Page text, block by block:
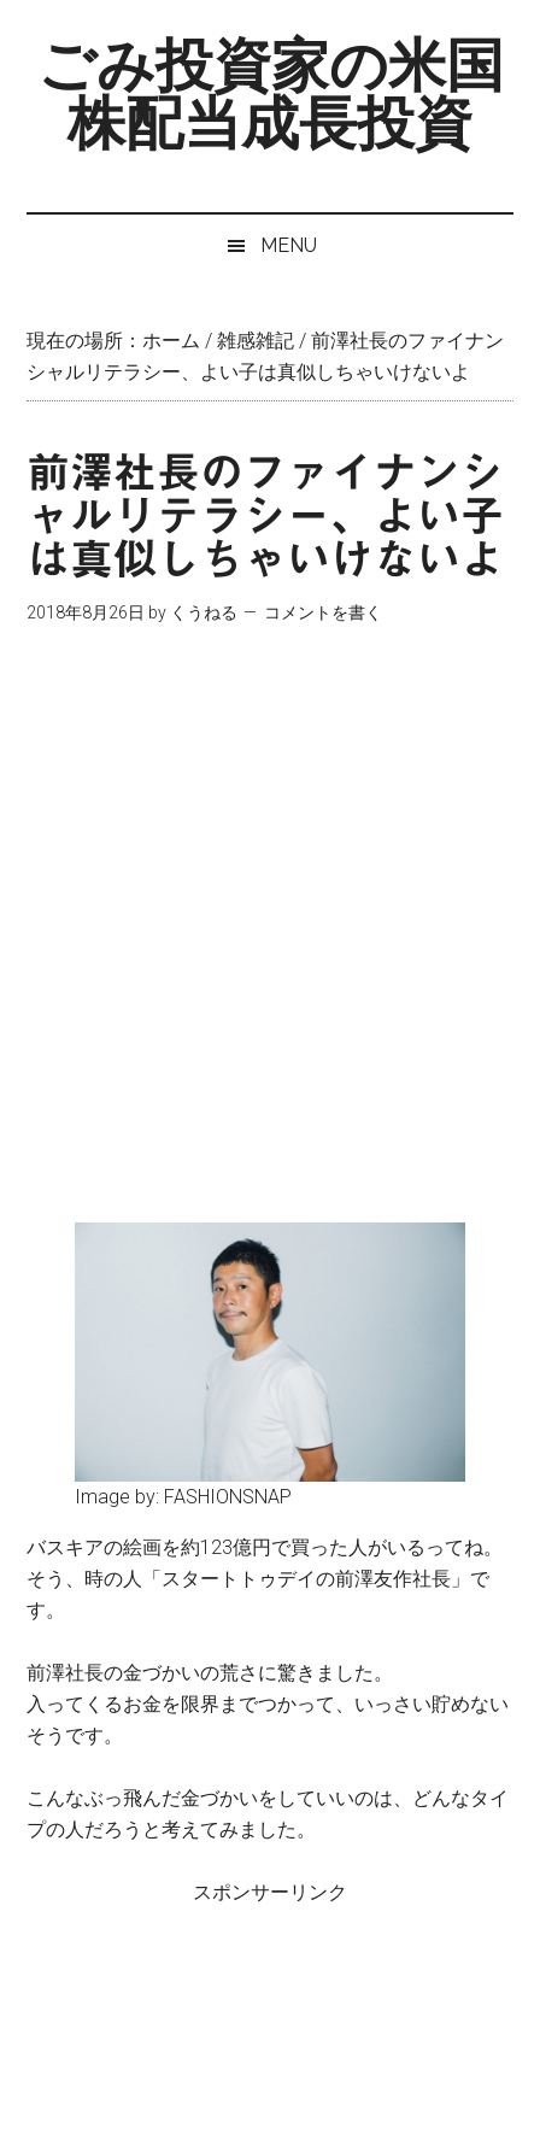
secondary
primaryごみ投資家の米国
株配当成長投資
MENU
現在の場所：ホーム / 雑感雑記 / 前澤社長のファイナン
シャルリテラシー、よい子は真似しちゃいけないよ
前澤社長のファイナンシ
ャルリテラシー、よい子
は真似しちゃいけないよ
2018年8月26日 by くうねる コメントを書く
Image by: FASHIONSNAP
バスキアの絵画を約123億円で買った人がいるってね。
そう、時の人「スタートトゥデイの前澤友作社長」で
す。
前澤社長の金づかいの荒さに驚きました。
入ってくるお金を限界までつかって、いっさい貯めない
そうです。
こんなぶっ飛んだ金づかいをしていいのは、どんなタイ
プの人だろうと考えてみました。
スポンサーリンク